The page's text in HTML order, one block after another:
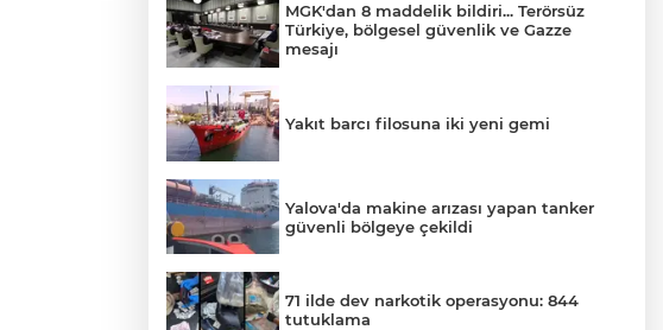
MGK'dan 8 maddelik bildiri... Terörsüz
Türkiye, bölgesel güvenlik ve Gazze
mesajı
Yakıt barcı filosuna iki yeni gemi
Yalova'da makine arızası yapan tanker
güvenli bölgeye çekildi
71 ilde dev narkotik operasyonu: 844
tutuklama